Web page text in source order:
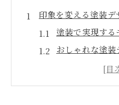
印象を変える塗装デ
塗装で実現す
おしゃれな塗
塗装と外壁カ
外壁塗装で個